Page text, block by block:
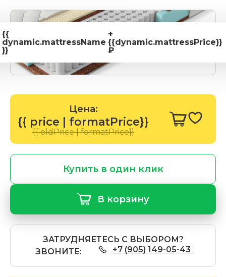
{{
dynamic.mattressName
}}
+
{{dynamic.mattressPrice}}
₽
Цена:
{{ price | formatPrice}}
{{ oldPrice | formatPrice}}
Купить в один клик
В корзину
ЗАТРУДНЯЕТЕСЬ С ВЫБОРОМ?
ЗВОНИТЕ:
+7 (905) 149-05-43